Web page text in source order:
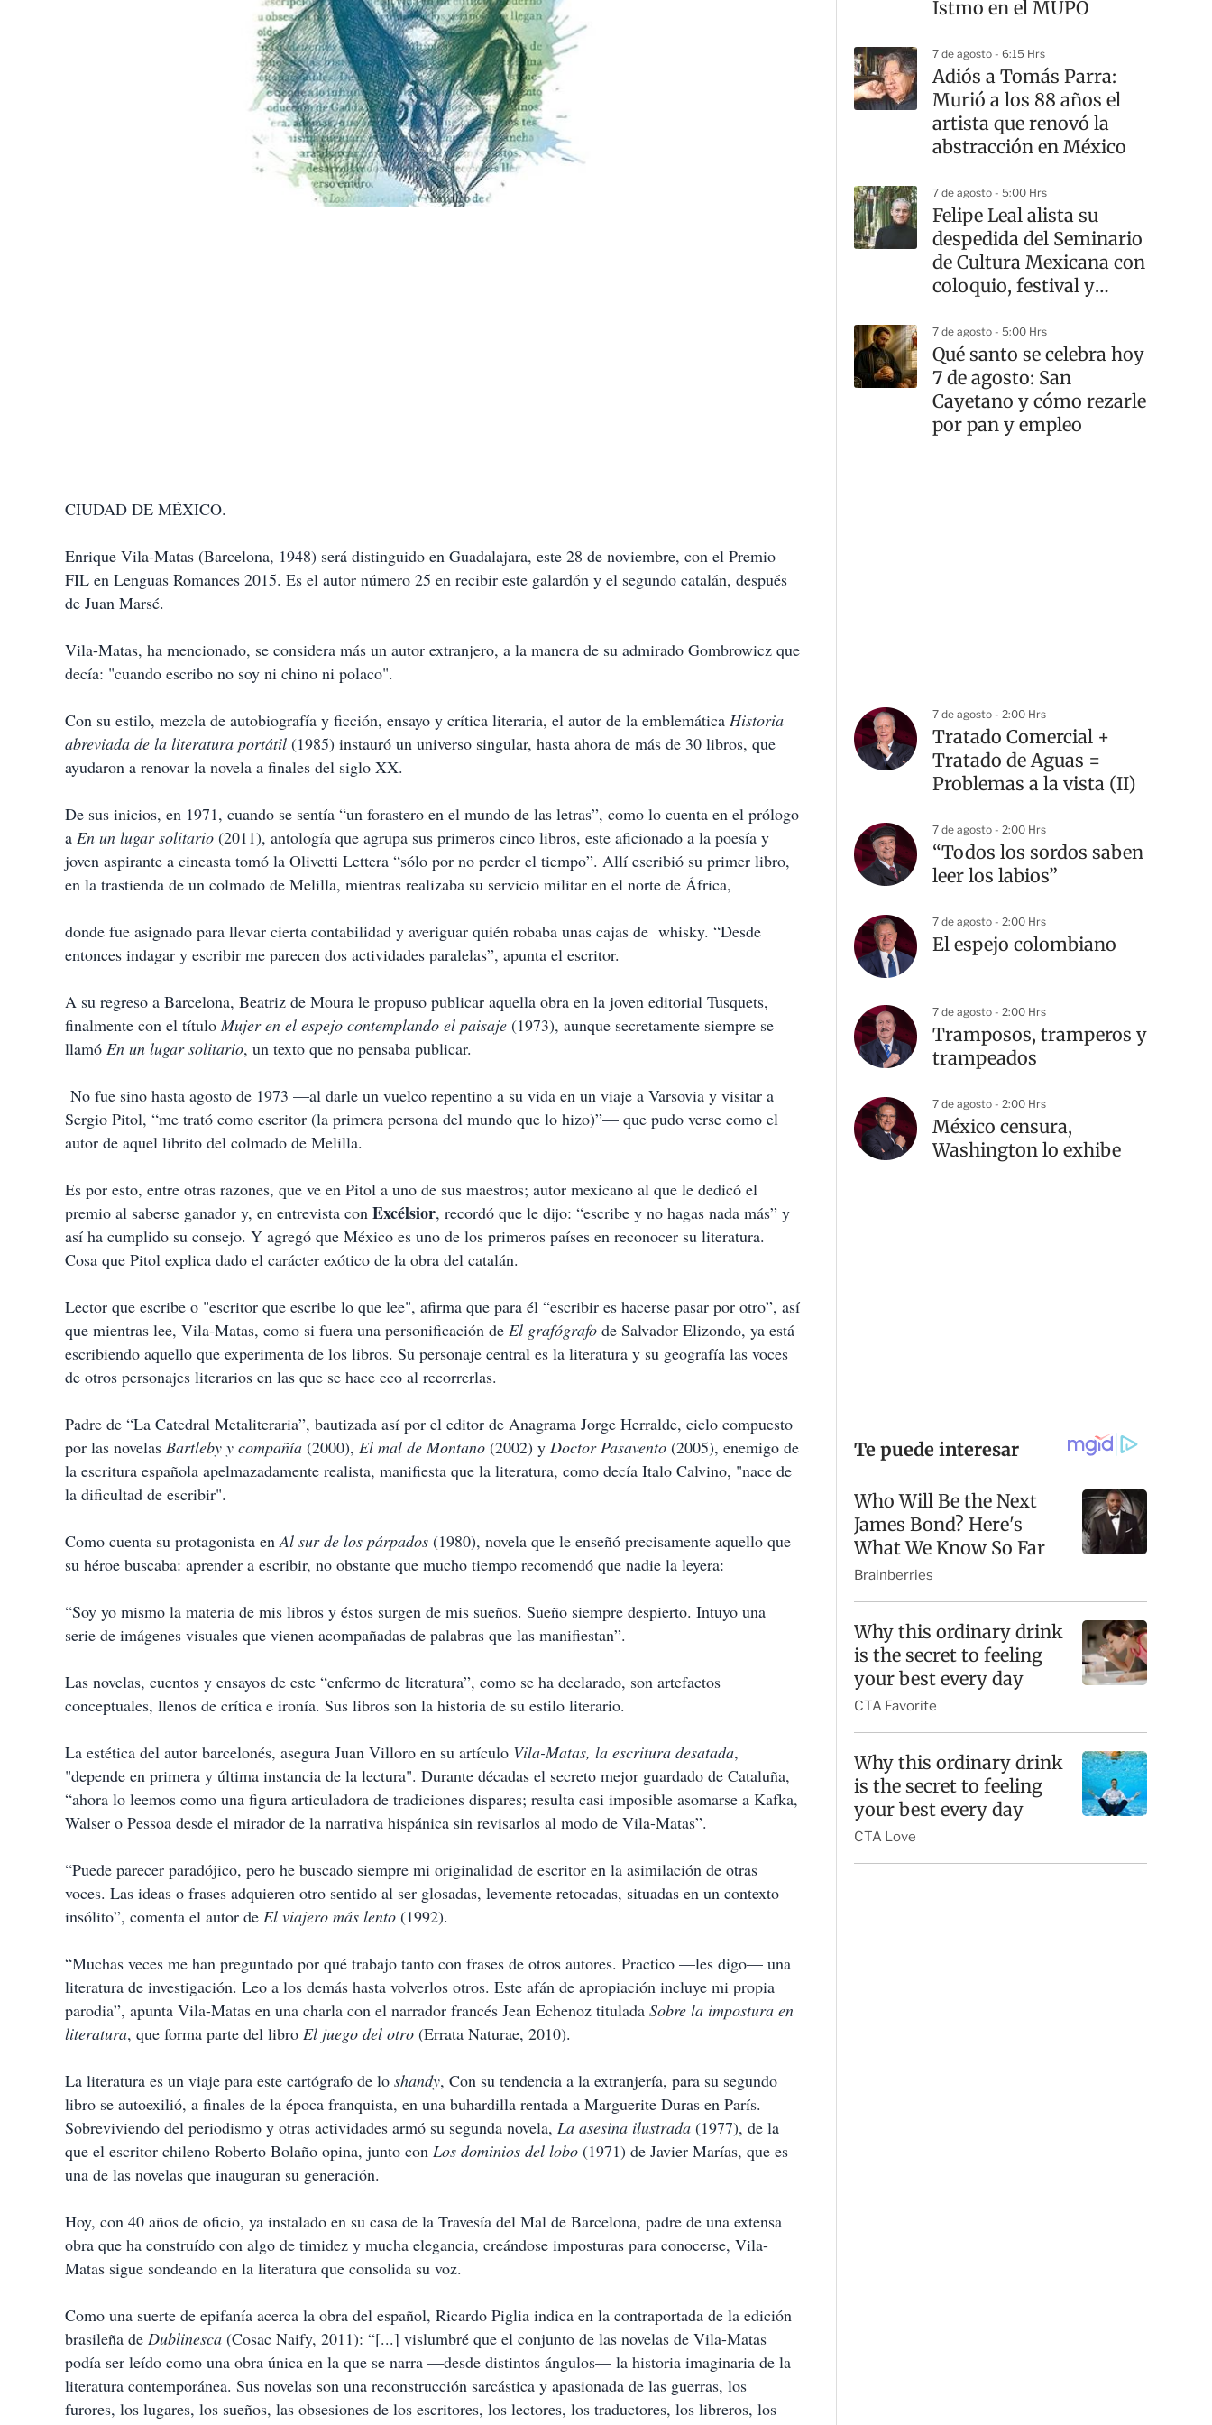
CIUDAD DE MÉXICO.
Enrique Vila-Matas (Barcelona, 1948) será distinguido en Guadalajara, este 28 de noviembre, con el Premio
FIL en Lenguas Romances 2015. Es el autor número 25 en recibir este galardón y el segundo catalán, después
de Juan Marsé.
Vila-Matas, ha mencionado, se considera más un autor extranjero, a la manera de su admirado Gombrowicz que
decía: "cuando escribo no soy ni chino ni polaco".
Con su estilo, mezcla de autobiografía y ficción, ensayo y crítica literaria, el autor de la emblemática Historia
abreviada de la literatura portátil (1985) instauró un universo singular, hasta ahora de más de 30 libros, que
ayudaron a renovar la novela a finales del siglo XX.
De sus inicios, en 1971, cuando se sentía “un forastero en el mundo de las letras”, como lo cuenta en el prólogo
a En un lugar solitario (2011), antología que agrupa sus primeros cinco libros, este aficionado a la poesía y
joven aspirante a cineasta tomó la Olivetti Lettera “sólo por no perder el tiempo”. Allí escribió su primer libro,
en la trastienda de un colmado de Melilla, mientras realizaba su servicio militar en el norte de África,
donde fue asignado para llevar cierta contabilidad y averiguar quién robaba unas cajas de whisky. “Desde
entonces indagar y escribir me parecen dos actividades paralelas”, apunta el escritor.
A su regreso a Barcelona, Beatriz de Moura le propuso publicar aquella obra en la joven editorial Tusquets,
finalmente con el títuloMujer en el espejo contemplando el paisaje (1973), aunque secretamente siempre se
llamó En un lugar solitario, un texto que no pensaba publicar.
No fue sino hasta agosto de 1973 —al darle un vuelco repentino a su vida en un viaje a Varsovia y visitar a
Sergio Pitol, “me trató como escritor (la primera persona del mundo que lo hizo)”— que pudo verse como el
autor de aquel librito del colmado de Melilla.
Es por esto, entre otras razones, que ve en Pitol a uno de sus maestros; autor mexicano al que le dedicó el
premio al saberse ganador y, en entrevista con Excélsior, recordó que le dijo: “escribe y no hagas nada más” y
así ha cumplido su consejo. Y agregó que México es uno de los primeros países en reconocer su literatura.
Cosa que Pitol explica dado el carácter exótico de la obra del catalán.
Lector que escribe o "escritor que escribe lo que lee", afirma que para él “escribir es hacerse pasar por otro”, así
que mientras lee, Vila-Matas, como si fuera una personificación de El grafógrafo de Salvador Elizondo, ya está
escribiendo aquello que experimenta de los libros. Su personaje central es la literatura y su geografía las voces
de otros personajes literarios en las que se hace eco al recorrerlas.
Padre de “La Catedral Metaliteraria”, bautizada así por el editor de Anagrama Jorge Herralde, ciclo compuesto
por las novelas Bartleby y compañía (2000), El mal de Montano (2002) y Doctor Pasavento (2005), enemigo de
la escritura española apelmazadamente realista, manifiesta que la literatura, como decía Italo Calvino, "nace de
la dificultad de escribir".
Como cuenta su protagonista enAl sur de los párpados (1980), novela que le enseñó precisamente aquello que
su héroe buscaba: aprender a escribir, no obstante que mucho tiempo recomendó que nadie la leyera:
“Soy yo mismo la materia de mis libros y éstos surgen de mis sueños. Sueño siempre despierto. Intuyo una
serie de imágenes visuales que vienen acompañadas de palabras que las manifiestan”.
Las novelas, cuentos y ensayos de este “enfermo de literatura”, como se ha declarado, son artefactos
conceptuales, llenos de crítica e ironía. Sus libros son la historia de su estilo literario.
La estética del autor barcelonés, asegura Juan Villoro en su artículo Vila-Matas, la escritura desatada,
"depende en primera y última instancia de la lectura". Durante décadas el secreto mejor guardado de Cataluña,
“ahora lo leemos como una figura articuladora de tradiciones dispares; resulta casi imposible asomarse a Kafka,
Walser o Pessoa desde el mirador de la narrativa hispánica sin revisarlos al modo de Vila-Matas”.
“Puede parecer paradójico, pero he buscado siempre mi originalidad de escritor en la asimilación de otras
voces. Las ideas o frases adquieren otro sentido al ser glosadas, levemente retocadas, situadas en un contexto
insólito”, comenta el autor de El viajero más lento (1992).
“Muchas veces me han preguntado por qué trabajo tanto con frases de otros autores. Practico —les digo— una
literatura de investigación. Leo a los demás hasta volverlos otros. Este afán de apropiación incluye mi propia
parodia”, apunta Vila-Matas en una charla con el narrador francés Jean Echenoz titulada Sobre la impostura en
literatura, que forma parte del libro El juego del otro (Errata Naturae, 2010).
La literatura es un viaje para este cartógrafo de lo shandy, Con su tendencia a la extranjería, para su segundo
libro se autoexilió, a finales de la época franquista, en una buhardilla rentada a Marguerite Duras en París.
Sobreviviendo del periodismo y otras actividades armó su segunda novela, La asesina ilustrada (1977), de la
que el escritor chileno Roberto Bolaño opina, junto con Los dominios del lobo (1971) de Javier Marías, que es
una de las novelas que inauguran su generación.
Hoy, con 40 años de oficio, ya instalado en su casa de la Travesía del Mal de Barcelona, padre de una extensa
obra que ha construído con algo de timidez y mucha elegancia, creándose imposturas para conocerse, Vila-
Matas sigue sondeando en la literatura que consolida su voz.
Como una suerte de epifanía acerca la obra del español, Ricardo Piglia indica en la contraportada de la edición
brasileña de Dublinesca (Cosac Naify, 2011): “[...] vislumbré que el conjunto de las novelas de Vila-Matas
podía ser leído como una obra única en la que se narra —desde distintos ángulos— la historia imaginaria de la
literatura contemporánea. Sus novelas son una reconstrucción sarcástica y apasionada de las guerras, los
furores, los lugares, los sueños, las obsesiones de los escritores, los lectores, los traductores, los libreros, los
Istmo en el MUPO
7 de agosto - 6:15 Hrs
Adiós a Tomás Parra:
Murió a los 88 años el
artista que renovó la
abstracción en México
7 de agosto - 5:00 Hrs
Felipe Leal alista su
despedida del Seminario
de Cultura Mexicana con
coloquio, festival y
7 de agosto - 5:00 Hrs
Qué santo se celebra hoy
7 de agosto: San
Cayetano y cómo rezarle
por pan y empleo
7 de agosto - 2:00 Hrs
Tratado Comercial +
Tratado de Aguas =
Problemas a la vista (II)
7 de agosto - 2:00 Hrs
“Todos los sordos saben
leer los labios”
7 de agosto - 2:00 Hrs
El espejo colombiano
7 de agosto - 2:00 Hrs
Tramposos, tramperos y
trampeados
7 de agosto - 2:00 Hrs
México censura,
Washington lo exhibe